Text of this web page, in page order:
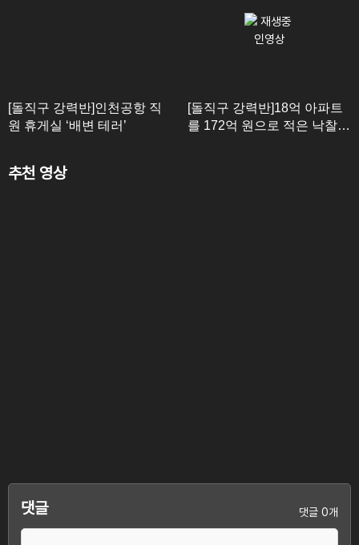
[돌직구 강력반]인천공항 직
원 휴게실 ‘배변 테러’
[돌직구 강력반]18억 아파트
를 172억 원으로 적은 낙찰
추천 영상
댓글 댓글 0개